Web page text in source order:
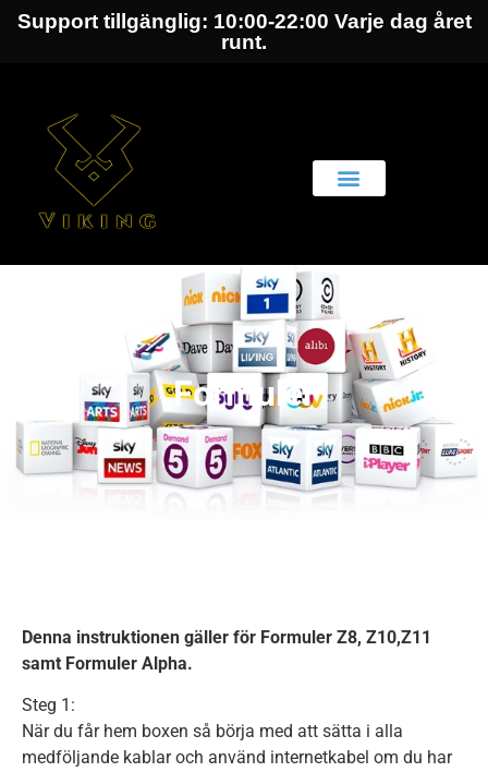
Support tillgänglig: 10:00-22:00 Varje dag året
runt.
Formuler
Denna instruktionen gäller för Formuler Z8, Z10,Z11
samt Formuler Alpha.
Steg 1:
När du får hem boxen så börja med att sätta i alla
medföljande kablar och använd internetkabel om du har